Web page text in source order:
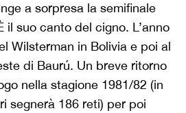
a sorpresa la semifinale
suo canto del cigno. L’anno
Wilsterman in Bolivia e poi al
di Baurú. Un breve ritorno
nella stagione 1981/82 (in
segnerà 186 reti) per poi